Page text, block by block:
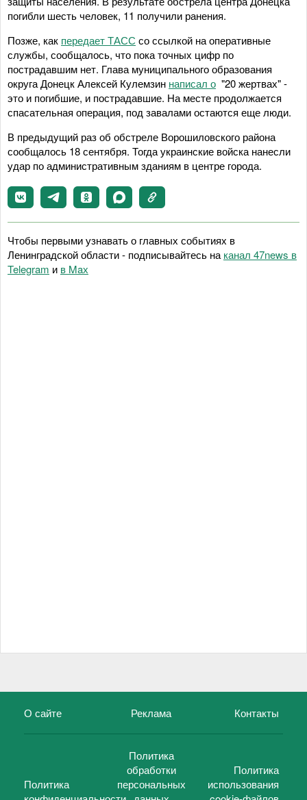
погибли шесть человек, 11 получили ранения.
Позже, как передает ТАСС со ссылкой на оперативные
службы, сообщалось, что пока точных цифр по
пострадавшим нет. Глава муниципального образования
округа Донецк Алексей Кулемзин написал о "20 жертвах" -
это и погибшие, и пострадавшие. На месте продолжается
спасательная операция, под завалами остаются еще люди.
В предыдущий раз об обстреле Ворошиловского района
сообщалось 18 сентября. Тогда украинские войска нанесли
удар по административным зданиям в центре города.
Чтобы первыми узнавать о главных событиях в
Ленинградской области - подписывайтесь на канал 47news в
Telegram и в Maх
О сайте Реклама Контакты
Политика
Политика
обработки
персональных
Политика
использования